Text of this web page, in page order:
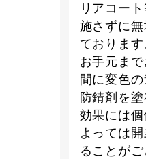
リアコー
施さずに
ております
お手元ま
間に変色
防錆剤を
効果には
よっては
ることがご